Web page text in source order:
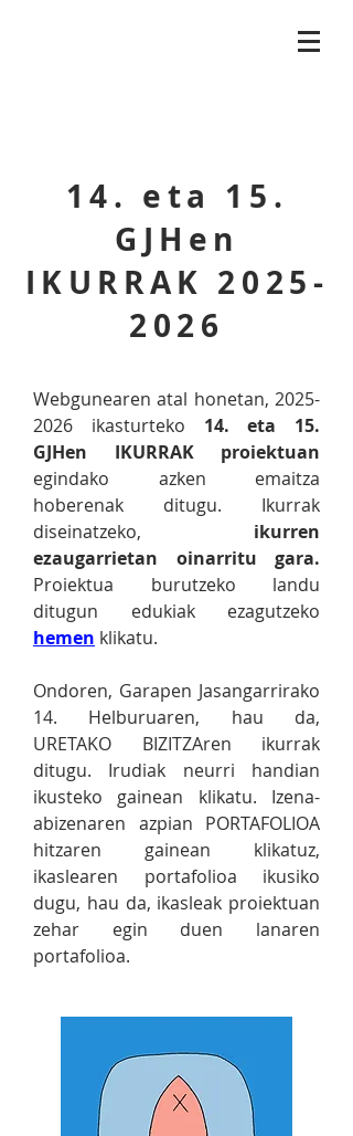
14. eta 15.
GJHen
IKURRAK 2025-
2026
Webgunearen atal honetan, 2025-
2026 ikasturteko 14. eta 15.
GJHen IKURRAK proiektuan
egindako azken emaitza
hoberenak ditugu.​ Ikurrak
diseinatzeko, ikurren
ezaugarrietan oinarritu gara.
Proiektua burutzeko landu
ditugun edukiak ezagutzeko
hemen klikatu.
Ondoren, Garapen Jasangarrirako
14. Helburuaren, hau da,
URETAKO BIZITZAren ikurrak
ditugu. Irudiak neurri handian
ikusteko gainean klikatu. Izena-
abizenaren azpian PORTAFOLIOA
hitzaren gainean klikatuz,
ikaslearen portafolioa ikusiko
dugu, hau da, ikasleak proiektuan
zehar egin duen lanaren
portafolioa.